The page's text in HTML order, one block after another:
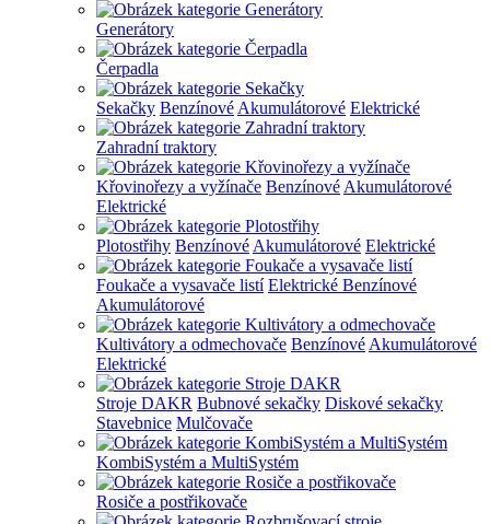
Generátory
Čerpadla
Sekačky Benzínové Akumulátorové Elektrické
Zahradní traktory
Křovinořezy a vyžínače Benzínové Akumulátorové
Elektrické
Plotostřihy Benzínové Akumulátorové Elektrické
Foukače a vysavače listí Elektrické Benzínové
Akumulátorové
Kultivátory a odmechovače Benzínové Akumulátorové
Elektrické
Stroje DAKR Bubnové sekačky Diskové sekačky
Stavebnice Mulčovače
KombiSystém a MultiSystém
Rosiče a postřikovače